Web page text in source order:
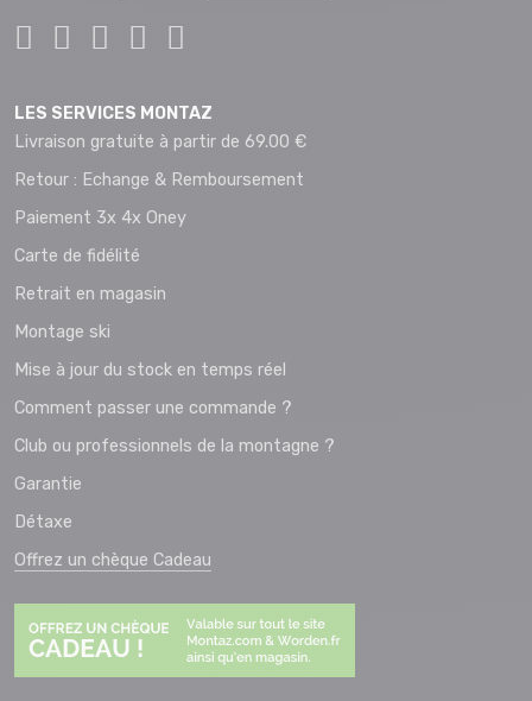
LES SERVICES MONTAZ
Livraison gratuite à partir de 69.00 €
Retour : Echange & Remboursement
Paiement 3x 4x Oney
Carte de fidélité
Retrait en magasin
Montage ski
Mise à jour du stock en temps réel
Comment passer une commande ?
Club ou professionnels de la montagne ?
Garantie
Détaxe
Offrez un chèque Cadeau